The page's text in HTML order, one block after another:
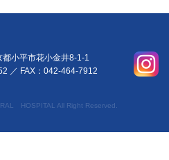
小平市花小金井8-1-1
／ FAX：042-464-7912
HOSPITAL All Right Reserved.